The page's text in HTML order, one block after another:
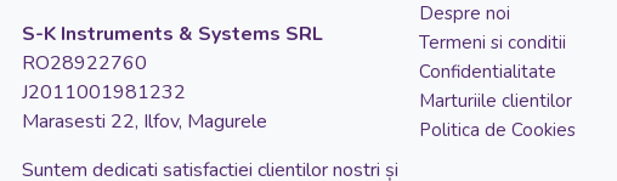
S-K Instruments & Systems SRL
RO28922760
J2011001981232
Marasesti 22, Ilfov, Magurele
Suntem dedicati satisfactiei clientilor nostri și
Despre noi
Termeni si conditii
Confidentialitate
Marturiile clientilor
Politica de Cookies